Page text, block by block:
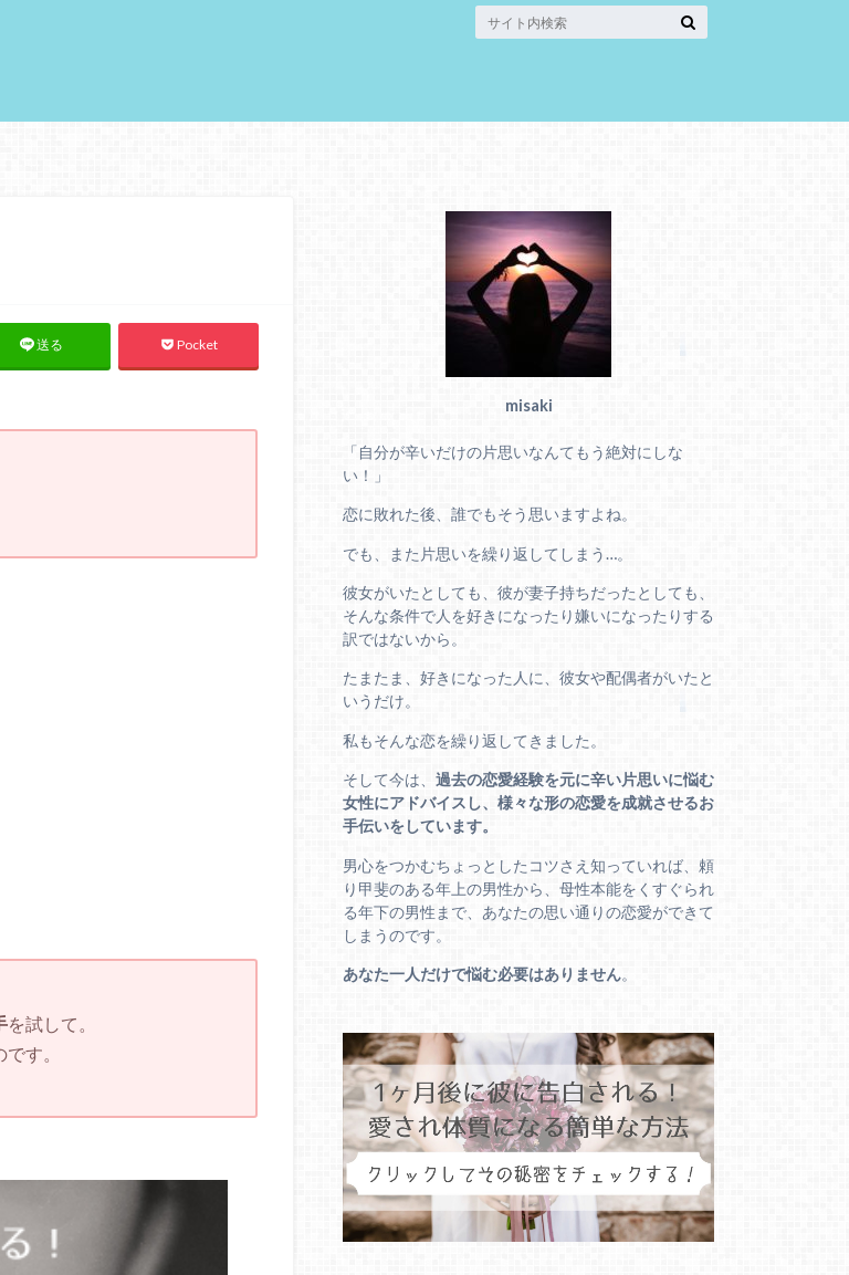
送る Pocket
を試して。
す。
misaki
「自分が辛いだけの片思いなんてもう絶対にしな
い！」
恋に敗れた後、誰でもそう思いますよね。
でも、また片思いを繰り返してしまう…。
彼女がいたとしても、彼が妻子持ちだったとしても、
そんな条件で人を好きになったり嫌いになったりする
訳ではないから。
たまたま、好きになった人に、彼女や配偶者がいたと
いうだけ。
私もそんな恋を繰り返してきました。
そして今は、 過去の恋愛経験を元に辛い片思いに悩む
女性にアドバイスし、様々な形の恋愛を成就させるお
手伝いをしています。
男心をつかむちょっとしたコツさえ知っていれば、頼
り甲斐のある年上の男性から、母性本能をくすぐられ
る年下の男性まで、あなたの思い通りの恋愛ができて
しまうのです。
あなた一人だけで悩む必要はありません。